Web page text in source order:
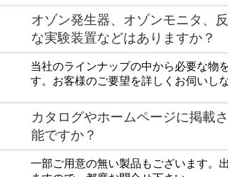
オゾン発生器、オゾンモニタ、
な実験装置などはありますか？
当社のラインナップの中から必要な物
す。お客様のご要望を詳しくお伺いし
カタログやホームページに掲載
能ですか？
一部ご用意の無い製品もございます。